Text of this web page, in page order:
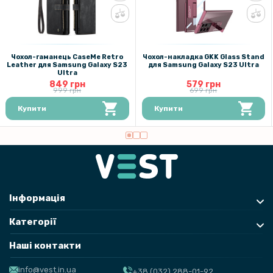
Протиударна гідрогелева плівка Hydrogel Film для Samsung Galaxy
S23 Ultra на задню панель, Transparent
239 грн
299 грн
Чохол-накладка TPU Color Matte Ring для Samsung Galaxy S23
Ultra
Чохол-гаманець CaseMe Retro
Leather для Samsung Galaxy S23
Ultra
849 грн
999 грн
Купити
Чохол-накладка GKK Glass Stand
для Samsung Galaxy S23 Ultra
579 грн
699 грн
Купити
Інформація
Категорії
Наші контакти
info@vest.in.ua +38 (032) 288-01-92